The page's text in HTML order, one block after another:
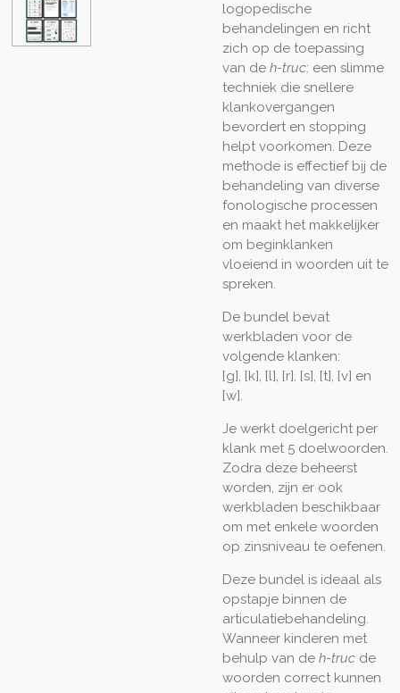
logopedische
behandelingen en richt
zich op de toepassing
van de h-truc: een slimme
techniek die snellere
klankovergangen
bevordert en stopping
helpt voorkomen. Deze
methode is effectief bij de
behandeling van diverse
fonologische processen
en maakt het makkelijker
om beginklanken
vloeiend in woorden uit te
spreken.
De bundel bevat
werkbladen voor de
volgende klanken:
[g], [k], [l], [r], [s], [t], [v] en
[w].
Je werkt doelgericht per
klank met 5 doelwoorden.
Zodra deze beheerst
worden, zijn er ook
werkbladen beschikbaar
om met enkele woorden
op zinsniveau te oefenen.
Deze bundel is ideaal als
opstapje binnen de
articulatiebehandeling.
Wanneer kinderen met
behulp van de h-truc de
woorden correct kunnen